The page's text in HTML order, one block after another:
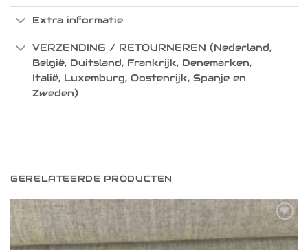
Extra informatie
VERZENDING / RETOURNEREN (Nederland,
België, Duitsland, Frankrijk, Denemarken,
Italië, Luxemburg, Oostenrijk, Spanje en
Zweden)
GERELATEERDE PRODUCTEN
Toevoegen
aan
verlanglijst